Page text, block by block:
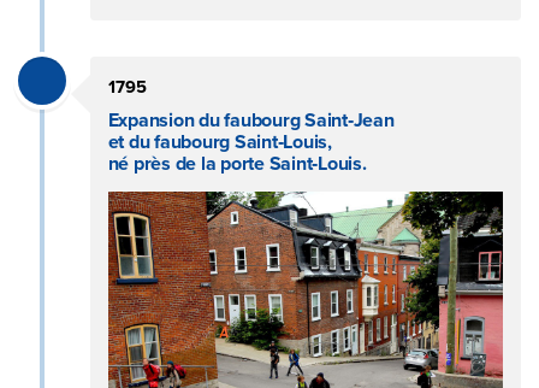
Expansion du faubourg Saint‑Jean
et du faubourg Saint‑Louis,
né près de la porte Saint‑Louis.
1795